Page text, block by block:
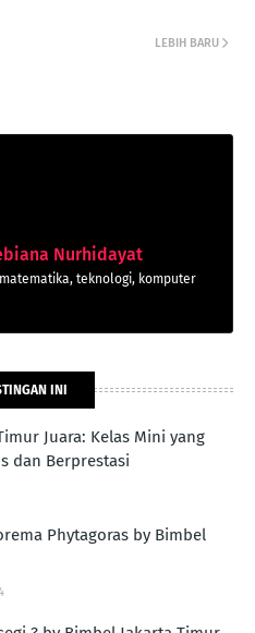
LEBIH BARU
Nurhidayat
teknologi, komputer
INI
Juara: Kelas Mini yang
dan Berprestasi
Phytagoras by Bimbel